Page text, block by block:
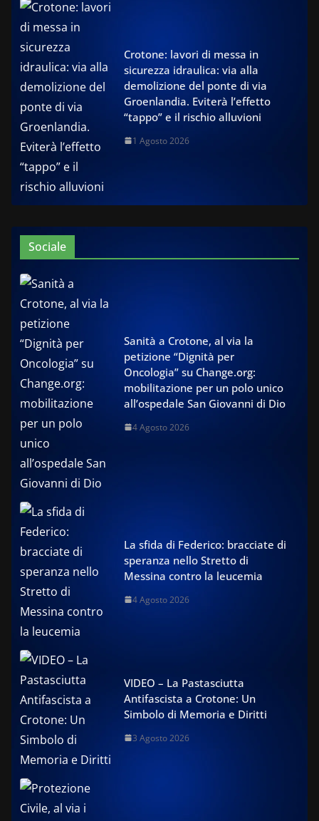
Crotone: lavori di messa in
sicurezza idraulica: via alla
demolizione del ponte di via
Groenlandia. Eviterà l’effetto
“tappo” e il rischio alluvioni
1 Agosto 2026
Sociale
Sanità a Crotone, al via la
petizione “Dignità per
Oncologia” su Change.org:
mobilitazione per un polo unico
all’ospedale San Giovanni di Dio
4 Agosto 2026
La sfida di Federico: bracciate di
speranza nello Stretto di
Messina contro la leucemia
4 Agosto 2026
VIDEO – La Pastasciutta
Antifascista a Crotone: Un
Simbolo di Memoria e Diritti
3 Agosto 2026